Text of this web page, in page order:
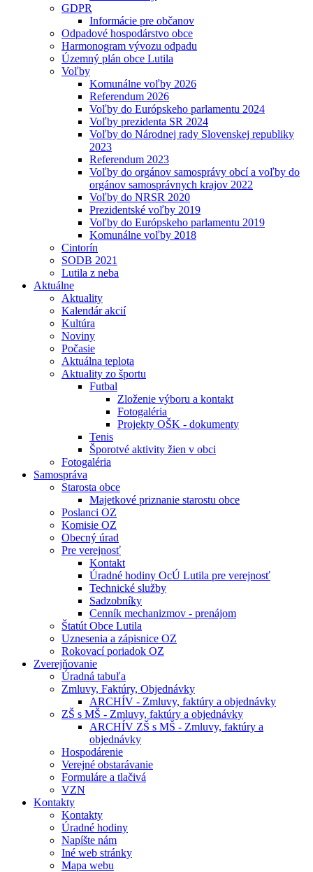
GDPR
Informácie pre občanov
Odpadové hospodárstvo obce
Harmonogram vývozu odpadu
Územný plán obce Lutila
Voľby
Komunálne voľby 2026
Referendum 2026
Voľby do Európskeho parlamentu 2024
Voľby prezidenta SR 2024
Voľby do Národnej rady Slovenskej republiky
2023
Referendum 2023
Voľby do orgánov samosprávy obcí a voľby do
orgánov samosprávnych krajov 2022
Voľby do NRSR 2020
Prezidentské voľby 2019
Voľby do Európskeho parlamentu 2019
Komunálne voľby 2018
Cintorín
SODB 2021
Lutila z neba
Aktuálne
Aktuality
Kalendár akcií
Kultúra
Noviny
Počasie
Aktuálna teplota
Aktuality zo športu
Futbal
Zloženie výboru a kontakt
Fotogaléria
Projekty OŠK - dokumenty
Tenis
Šporotvé aktivity žien v obci
Fotogaléria
Samospráva
Starosta obce
Majetkové priznanie starostu obce
Poslanci OZ
Komisie OZ
Obecný úrad
Pre verejnosť
Kontakt
Úradné hodiny OcÚ Lutila pre verejnosť
Technické služby
Sadzobníky
Cenník mechanizmov - prenájom
Štatút Obce Lutila
Uznesenia a zápisnice OZ
Rokovací poriadok OZ
Zverejňovanie
Úradná tabuľa
Zmluvy, Faktúry, Objednávky
ARCHÍV - Zmluvy, faktúry a objednávky
ZŠ s MŠ - Zmluvy, faktúry a objednávky
ARCHÍV ZŠ s MŠ - Zmluvy, faktúry a
objednávky
Hospodárenie
Verejné obstarávanie
Formuláre a tlačivá
VZN
Kontakty
Kontakty
Úradné hodiny
Napíšte nám
Iné web stránky
Mapa webu